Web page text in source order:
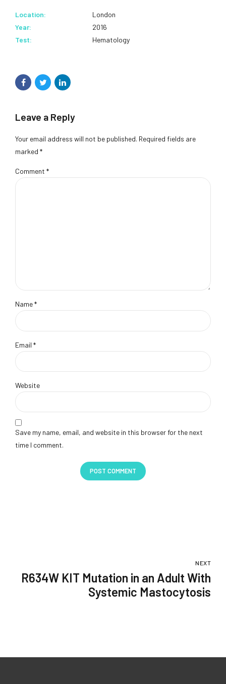
Location:
London
Year:
2016
Test:
Hematology
Leave a Reply
Your email address will not be published. Required fields are
marked *
Comment *
Name *
Email *
Website
Save my name, email, and website in this browser for the next
time I comment.
POST COMMENT
NEXT
R634W KIT Mutation in an Adult With
Systemic Mastocytosis